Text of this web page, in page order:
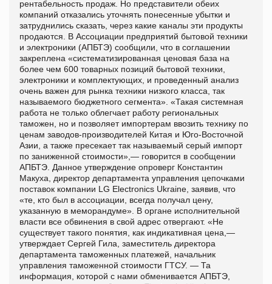
рентабельность продаж. Но представители обеих
компаний отказались уточнять понесенные убытки и
затруднились сказать, через какие каналы эти продукты
продаются. В Ассоциации предприятий бытовой техники
и электроники (АПБТЭ) сообщили, что в соглашении
закреплена «систематизированная ценовая база на
более чем 600 товарных позиций бытовой техники,
электроники и комплектующих, и проведенный анализ
очень важен для рынка техники низкого класса, так
называемого бюджетного сегмента». «Такая системная
работа не только облегчает работу региональных
таможен, но и позволяет импортерам ввозить технику по
ценам заводов-производителей Китая и Юго-Восточной
Азии, а также пресекает так называемый серый импорт
по заниженной стоимости»,— говорится в сообщении
АПБТЭ. Данное утверждение опроверг Константин
Макуха, директор департамента управления цепочками
поставок компании LG Electronics Ukraine, заявив, что
«те, кто был в ассоциации, всегда получал цену,
указанную в меморандуме». В органе исполнительной
власти все обвинения в свой адрес отвергают. «Не
существует такого понятия, как индикативная цена,—
утверждает Сергей Гила, заместитель директора
департамента таможенных платежей, начальник
управления таможенной стоимости ГТСУ. — Та
информация, которой с нами обменивается АПБТЭ,